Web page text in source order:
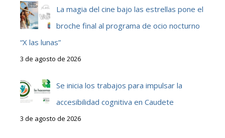
La magia del cine bajo las estrellas pone el
broche final al programa de ocio nocturno
“X las lunas”
3 de agosto de 2026
Se inicia los trabajos para impulsar la
accesibilidad cognitiva en Caudete
3 de agosto de 2026